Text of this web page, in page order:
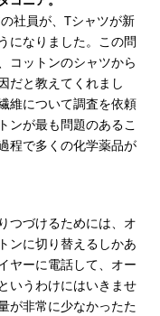
社員が、Tシャツが新
になりました。この問
コットンのシャツから
だと教えてくれまし
維について調査を依頼
ンが最も問題のあるこ
程で多くの化学薬品が
つづけるためには、オ
ンに切り替えるしかあ
ヤーに電話して、オー
いうわけにはいきませ
が非常に少なかったた